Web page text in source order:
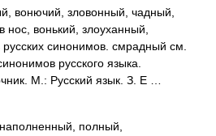
вонючий, зловонный, чадный,
вонький, злоуханный,
синонимов. смрадный см.
русского языка.
М.: Русский язык. З. Е …
полный,